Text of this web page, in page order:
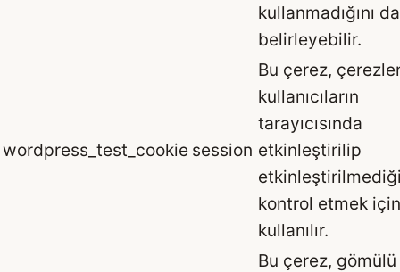
kullanmadığını da
belirleyebilir.
wordpress_test_cookie session
Bu çerez,
kullanıcıların
tarayıcısında
etkinleştirilip
kontrol etmek için
kullanılır.
Bu çerez, gömülü